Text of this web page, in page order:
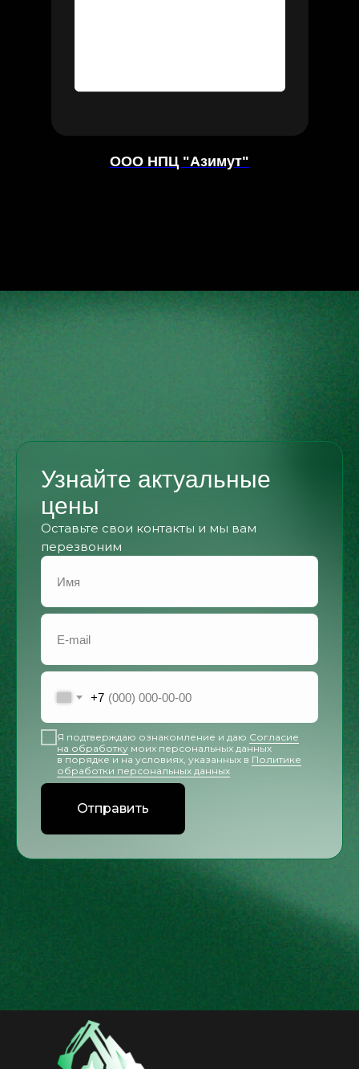
ООО НПЦ "Азимут"
Узнайте актуальные
цены
Оставьте свои контакты и мы вам
перезвоним
+7
Я подтверждаю ознакомление и даю Согласие
на обработку моих персональных данных
в порядке и на условиях, указанных в Политике
обработки персональных данных
Отправить